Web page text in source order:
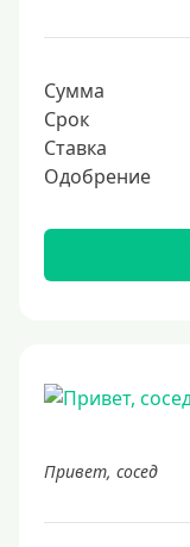
Сумма
Срок
Ставка
Одобрение
Привет, сосед